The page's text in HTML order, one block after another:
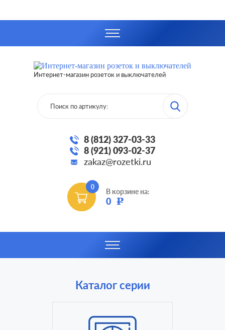
Интернет-магазин розеток и выключателей
8 (812) 327-03-33
8 (921) 093-02-37
zakaz@rozetki.ru
0
В корзине на:
0 Р
Каталог серии